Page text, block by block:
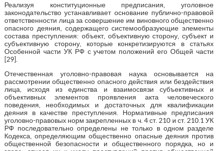
Реализуя конституционные предписания, уголовное
законодательство устанавливает основание публично-правовой
ответственности лица за совершение им виновного общественно
опасного деяния, содержащего системообразующие элементы
состава преступления: объект, объективную сторону, субъект и
субъективную сторону, которые конкретизируются в статьях
Особенной части УК РФ с учетом положений его Общей части
[29].
Отечественная уголовно-правовая наука основывается на
рассмотрении общественно опасного действия или бездействия
лица, исходя из единства и взаимосвязи субъективных и
объективных элементов проявления акта человеческого
поведения, необходимых и достаточных для квалификации
деяния в качестве преступления. Нормативные предписания
уголовно-правовых норм закрепленных в ч. 4 ст. 210 и ст. 210.1 УК
РФ последовательно определены не только в одном разделе
Кодекса, определяющим общественно опасные деяния против
общественной безопасности и общественного порядка, но и